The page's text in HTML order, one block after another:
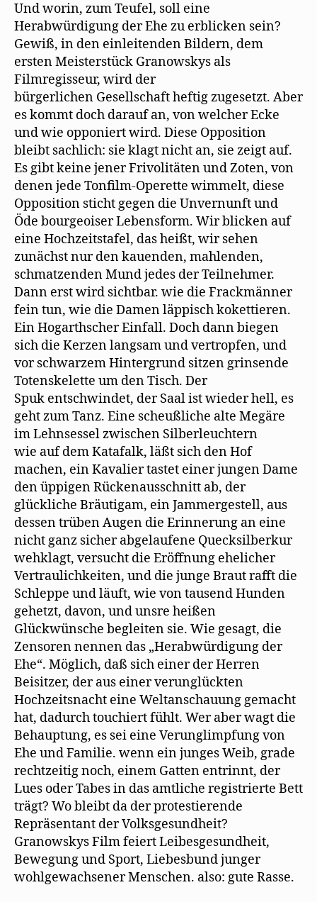
Und worin, zum Teufel, soll eine
Herabwürdigung der Ehe zu erblicken sein?
Gewiß, in den einleitenden Bildern, dem
ersten Meisterstück Granowskys als
Filmregisseur, wird der
bürgerlichen Gesellschaft heftig zugesetzt. Aber
es kommt doch darauf an, von welcher Ecke
und wie opponiert wird. Diese Opposition
bleibt sachlich: sie klagt nicht an, sie zeigt auf.
Es gibt keine jener Frivolitäten und Zoten, von
denen jede Tonfilm-Operette wimmelt, diese
Opposition sticht gegen die Unvernunft und
Öde bourgeoiser Lebensform. Wir blicken auf
eine Hochzeitstafel, das heißt, wir sehen
zunächst nur den kauenden, mahlenden,
schmatzenden Mund jedes der Teilnehmer.
Dann erst wird sichtbar. wie die Frackmänner
fein tun, wie die Damen läppisch kokettieren.
Ein Hogarthscher Einfall. Doch dann biegen
sich die Kerzen langsam und vertropfen, und
vor schwarzem Hintergrund sitzen grinsende
Totenskelette um den Tisch. Der
Spuk entschwindet, der Saal ist wieder hell, es
geht zum Tanz. Eine scheußliche alte Megäre
im Lehnsessel zwischen Silberleuchtern
wie auf dem Katafalk, läßt sich den Hof
machen, ein Kavalier tastet einer jungen Dame
den üppigen Rückenausschnitt ab, der
glückliche Bräutigam, ein Jammergestell, aus
dessen trüben Augen die Erinnerung an eine
nicht ganz sicher abgelaufene Quecksilberkur
wehklagt, versucht die Eröffnung ehelicher
Vertraulichkeiten, und die junge Braut rafft die
Schleppe und läuft, wie von tausend Hunden
gehetzt, davon, und unsre heißen
Glückwünsche begleiten sie. Wie gesagt, die
Zensoren nennen das „Herabwürdigung der
Ehe“. Möglich, daß sich einer der Herren
Beisitzer, der aus einer verunglückten
Hochzeitsnacht eine Weltanschauung gemacht
hat, dadurch touchiert fühlt. Wer aber wagt die
Behauptung, es sei eine Verunglimpfung von
Ehe und Familie. wenn ein junges Weib, grade
rechtzeitig noch, einem Gatten entrinnt, der
Lues oder Tabes in das amtliche registrierte Bett
trägt? Wo bleibt da der protestierende
Repräsentant der Volksgesundheit?
Granowskys Film feiert Leibesgesundheit,
Bewegung und Sport, Liebesbund junger
wohlgewachsener Menschen. also: gute Rasse.